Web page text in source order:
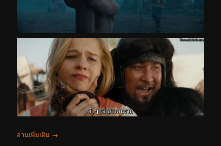
อ่านเพิ่มเติม →